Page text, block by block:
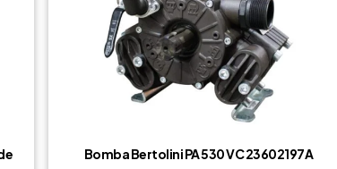
Bomba Bertolini PA 530 VC 23602197A